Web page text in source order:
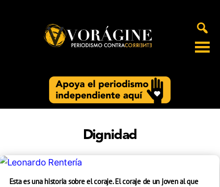
Dignidad
Esta es una historia sobre el coraje. El coraje de un joven al que